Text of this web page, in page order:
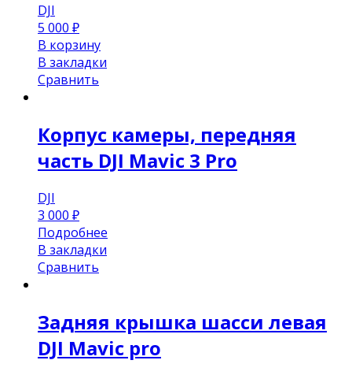
DJI
5 000 ₽
В корзину
В закладки
Сравнить
Корпус камеры, передняя
часть DJI Mavic 3 Pro
DJI
3 000 ₽
Подробнее
В закладки
Сравнить
Задняя крышка шасси левая
DJI Mavic pro